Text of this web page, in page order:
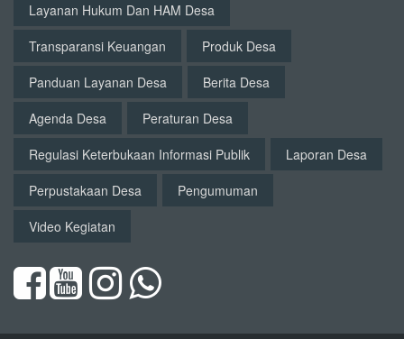
Layanan Hukum Dan HAM Desa
Transparansi Keuangan
Produk Desa
Panduan Layanan Desa
Berita Desa
Agenda Desa
Peraturan Desa
Regulasi Keterbukaan Informasi Publik
Laporan Desa
Perpustakaan Desa
Pengumuman
Video Kegiatan